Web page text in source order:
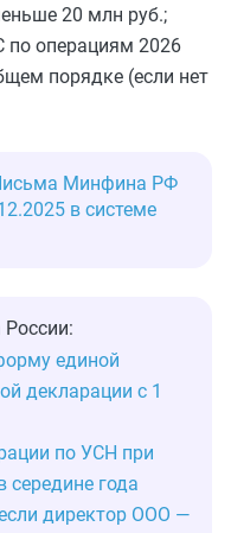
20 млн руб.;
по операциям 2026
порядке (если нет
Минфина РФ
в системе
единой
декларации с 1
по УСН при
середине года
директор ООО —